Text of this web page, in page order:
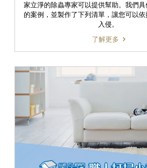
家立淨的除蟲專家可以提供幫助。我們
的案例，並製作了下列清單，讓您可以
入侵。
了解更多